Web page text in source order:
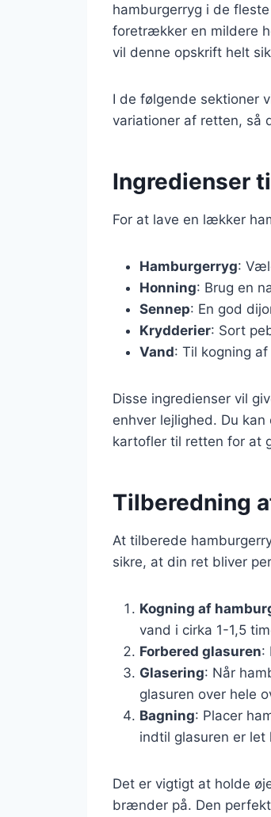
hamburgerryg i de
foretrækker en mildere
vil denne opskrift helt
I de følgende sektioner
variationer af retten, så
Ingredienser
For at lave en lækker
Hamburgerryg:
Honning: Brug en
Sennep: En god
Krydderier: Sort
Vand: Til kogning
Disse ingredienser vil
enhver lejlighed. Du
kartofler til retten for at
Tilberedning
At tilberede
sikre, at din ret bliver
Kogning af
vand i cirka 1-1,5
Forbered glasuren:
Glasering: Når
glasuren over hele
Bagning: Placer
indtil glasuren er let
Det er vigtigt at holde
brænder på. Den